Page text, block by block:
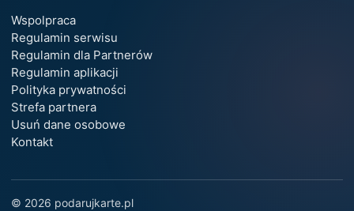
Wspolpraca
Regulamin serwisu
Regulamin dla Partnerów
Regulamin aplikacji
Polityka prywatności
Strefa partnera
Usuń dane osobowe
Kontakt
© 2026 podarujkarte.pl